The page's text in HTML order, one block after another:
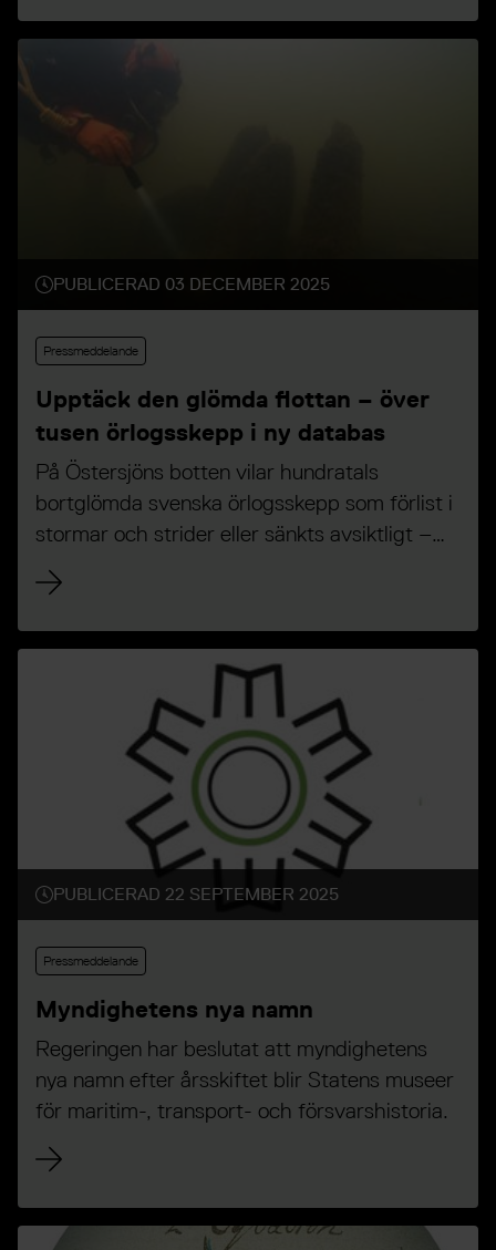
PUBLICERAD 03 DECEMBER 2025
Pressmeddelande
Upptäck den glömda flottan – över
tusen örlogsskepp i ny databas
På Östersjöns botten vilar hundratals
bortglömda svenska örlogsskepp som förlist i
stormar och strider eller sänkts avsiktligt –
däribland Vasas systerskepp Äpplet. Nu blir
denna glömda flottas historia tillgänglig för
alla i en ny databas: Örloggen.
PUBLICERAD 22 SEPTEMBER 2025
Pressmeddelande
Myndighetens nya namn
Regeringen har beslutat att myndighetens
nya namn efter årsskiftet blir Statens museer
för maritim-, transport- och försvarshistoria.